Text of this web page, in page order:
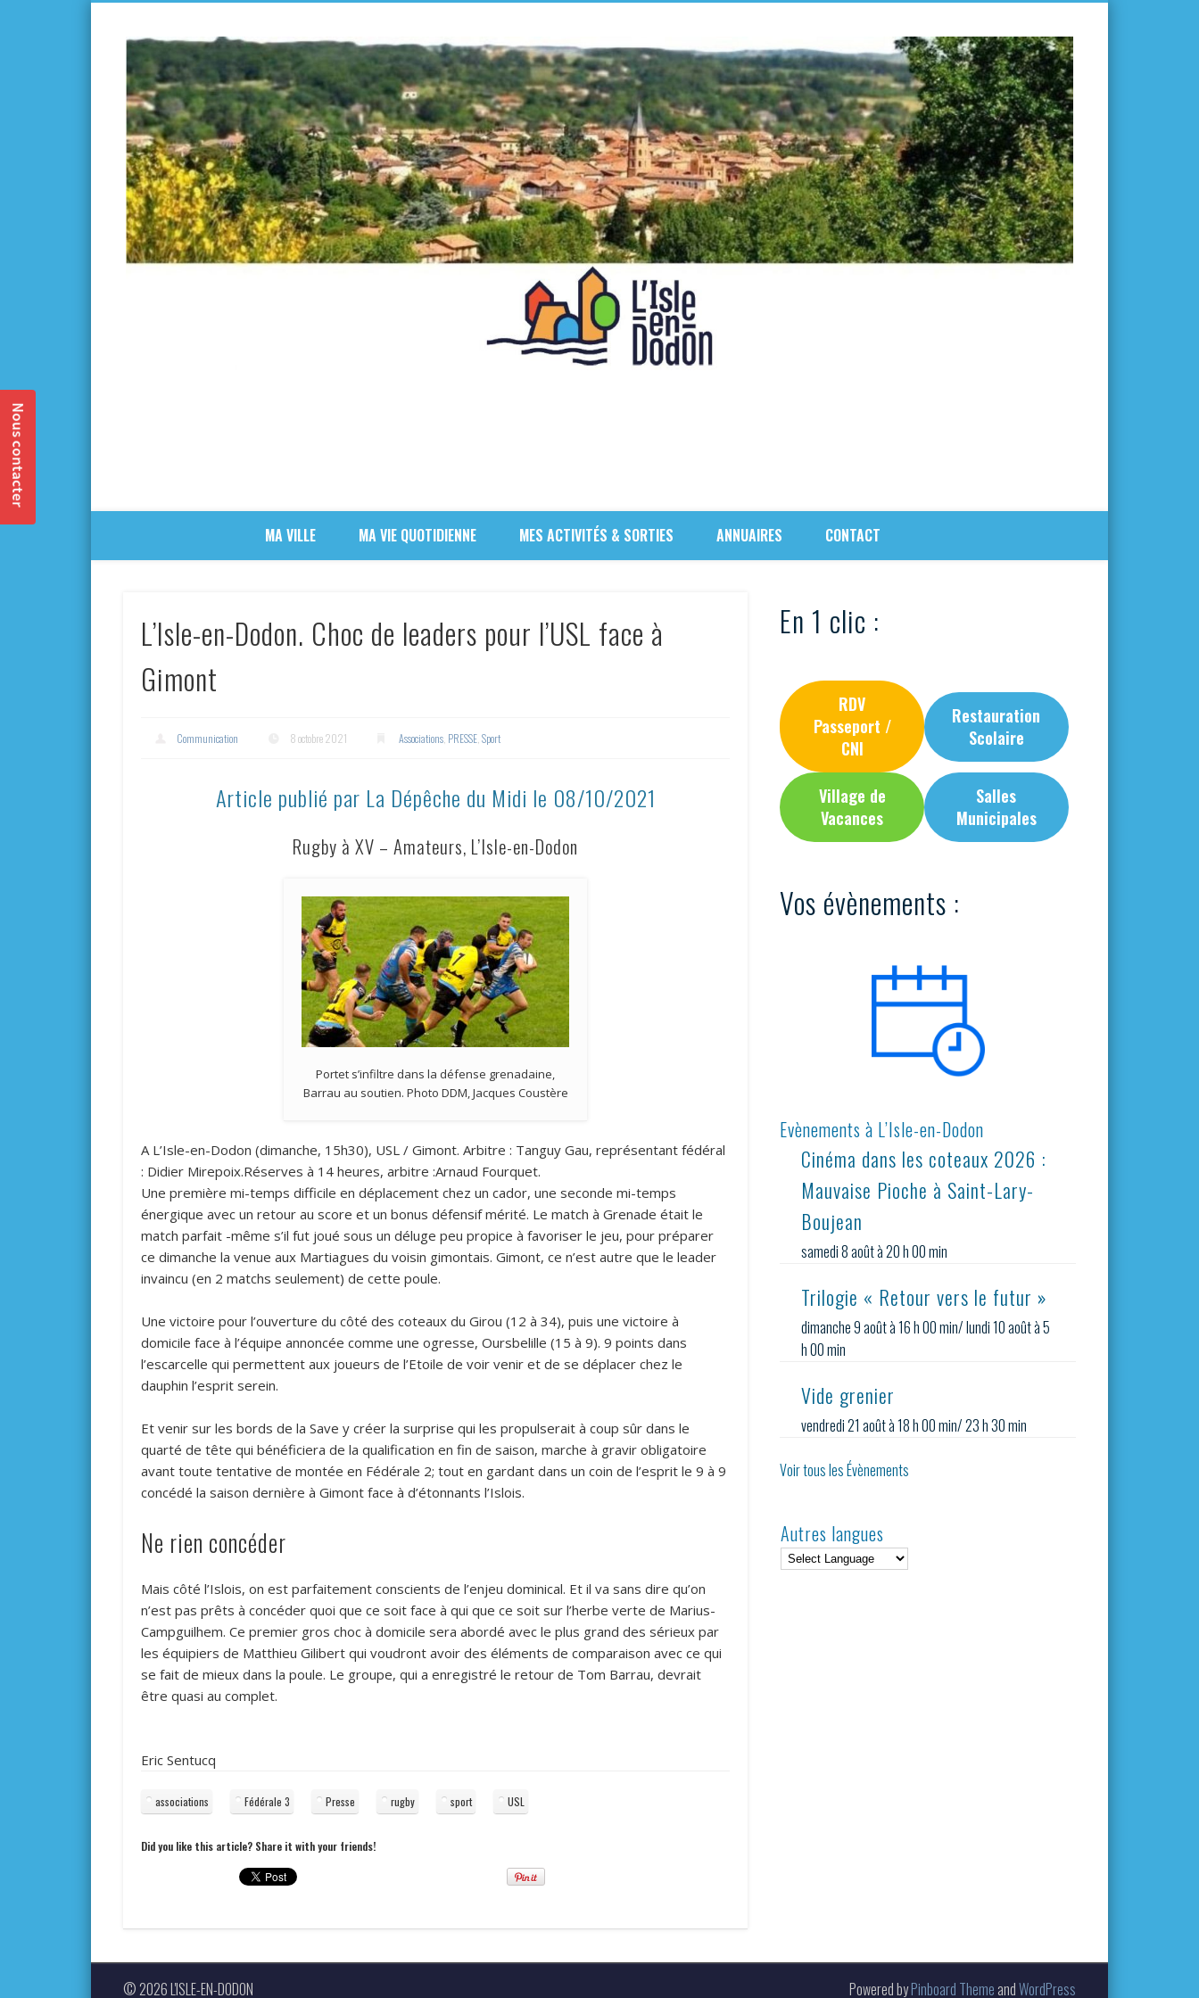
MA VILLE MA VIE QUOTIDIENNE MES ACTIVITÉS & SORTIES ANNUAIRES CONTACT
L’Isle-en-Dodon. Choc de leaders pour l’USL face à
Gimont
Communication 8 octobre 2021 Associations PRESSE ,Sport
Article publié par La Dépêche du Midi le 08/10/2021
Rugby à XV – Amateurs, L’Isle-en-Dodon
Portet s’infiltre dans la défense grenadaine,
Barrau au soutien. Photo DDM, Jacques Coustère
A L’Isle-en-Dodon (dimanche, 15h30), USL / Gimont. Arbitre : Tanguy Gau, représentant fédéral
: Didier Mirepoix.Réserves à 14 heures, arbitre :Arnaud Fourquet.
Une première mi-temps difficile en déplacement chez un cador, une seconde mi-temps
énergique avec un retour au score et un bonus défensif mérité. Le match à Grenade était le
match parfait -même s’il fut joué sous un déluge peu propice à favoriser le jeu, pour préparer
ce dimanche la venue aux Martiagues du voisin gimontais. Gimont, ce n’est autre que le leader
invaincu (en 2 matchs seulement) de cette poule.
Une victoire pour l’ouverture du côté des coteaux du Girou (12 à 34), puis une victoire à
domicile face à l’équipe annoncée comme une ogresse, Oursbelille (15 à 9). 9 points dans
l’escarcelle qui permettent aux joueurs de l’Etoile de voir venir et de se déplacer chez le
dauphin l’esprit serein.
Et venir sur les bords de la Save y créer la surprise qui les propulserait à coup sûr dans le
quarté de tête qui bénéficiera de la qualification en fin de saison, marche à gravir obligatoire
avant toute tentative de montée en Fédérale 2; tout en gardant dans un coin de l’esprit le 9 à 9
concédé la saison dernière à Gimont face à d’étonnants l’Islois.
Ne rien concéder
Mais côté l’Islois, on est parfaitement conscients de l’enjeu dominical. Et il va sans dire qu’on
n’est pas prêts à concéder quoi que ce soit face à qui que ce soit sur l’herbe verte de Marius-
Campguilhem. Ce premier gros choc à domicile sera abordé avec le plus grand des sérieux par
les équipiers de Matthieu Gilibert qui voudront avoir des éléments de comparaison avec ce qui
se fait de mieux dans la poule. Le groupe, qui a enregistré le retour de Tom Barrau, devrait
être quasi au complet.
Eric Sentucq
associations Fédérale 3 Presse rugby sport USL
Did you like this article? Share it with your friends!
En 1 clic :
RDV
Passeport /
CNI
Restauration
Scolaire
Village de
Vacances
Salles
Municipales
Vos évènements :
Evènements à L’Isle-en-Dodon
Cinéma dans les coteaux 2026 :
Mauvaise Pioche à Saint-Lary-
Boujean
samedi 8 août à 20 h 00 min
Trilogie « Retour vers le futur »
dimanche 9 août à 16 h 00 min/lundi 10 août à 5
h 00 min
Vide grenier
vendredi 21 août à 18 h 00 min/23 h 30 min
Voir tous les Évènements
Autres langues
© 2026 L'ISLE-EN-DODON Powered byPinboard Theme andWordPress